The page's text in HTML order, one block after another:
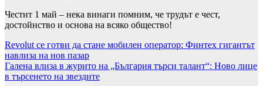
Честит 1 май – нека винаги помним, че трудът е чест,
достойнство и основа на всяко общество!
Навигация
Revolut се готви да стане мобилен оператор: Финтех гигантът
навлиза на нов пазар
Галена влиза в журито на „България търси талант“: Ново лице
в търсенето на звездите